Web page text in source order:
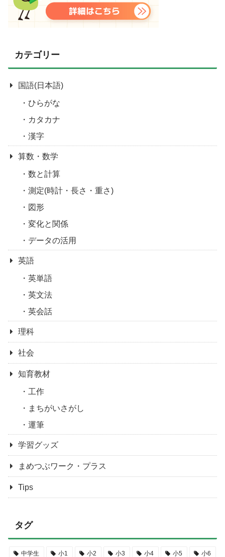
カテゴリー
国語(日本語)
ひらがな
カタカナ
漢字
算数・数学
数と計算
測定(時計・長さ・重さ)
図形
変化と関係
データの活用
英語
英単語
英文法
英会話
理科
社会
知育教材
工作
まちがいさがし
運筆
学習グッズ
まめつぶワーク・プラス
Tips
タグ
中学生 小1 小2 小3 小4 小5 小6